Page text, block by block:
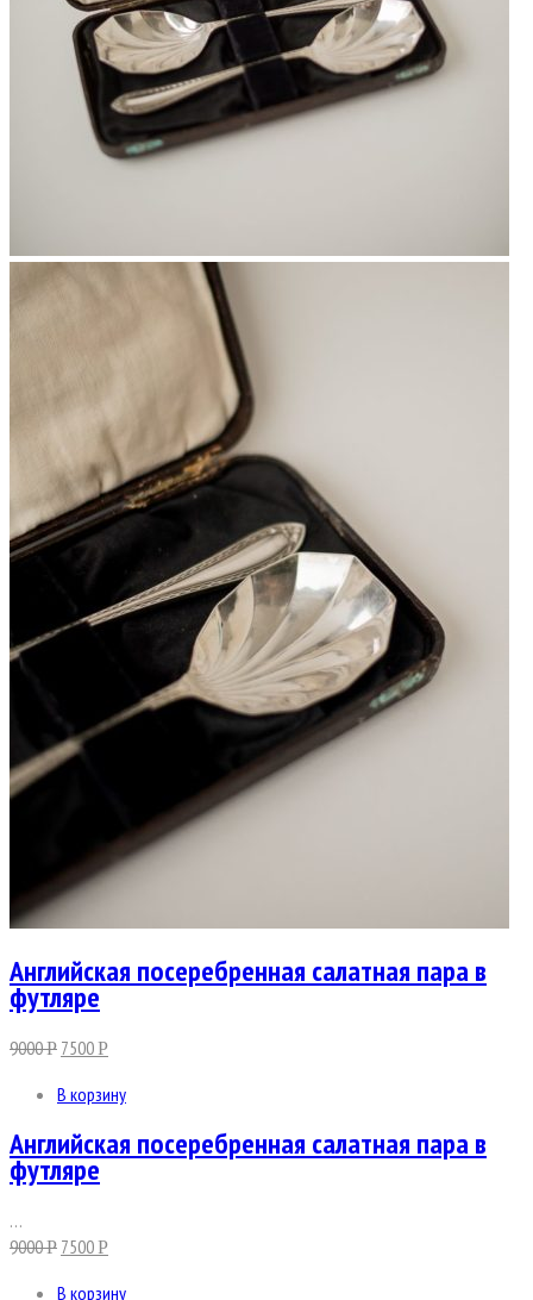
Английская посеребренная салатная пара в
футляре
9000Р 7500Р
В корзину
Английская посеребренная салатная пара в
футляре
…
9000Р 7500Р
В корзину